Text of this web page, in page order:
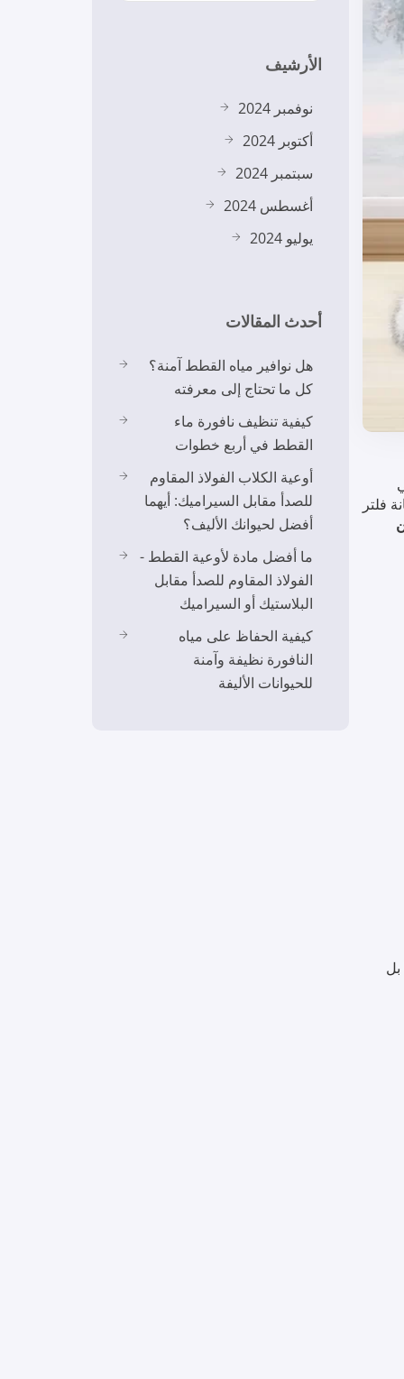
فلتر
بل
الأرشيف
نوفمبر 2024
أكتوبر 2024
سبتمبر 2024
أغسطس 2024
يوليو 2024
أحدث المقالات
هل نوافير مياه القطط آمنة؟
كل ما تحتاج إلى معرفته
كيفية تنظيف نافورة ماء
القطط في أربع خطوات
أوعية الكلاب الفولاذ المقاوم
للصدأ مقابل السيراميك: أيهما
أفضل لحيوانك الأليف؟
ما أفضل مادة لأوعية القطط -
الفولاذ المقاوم للصدأ مقابل
البلاستيك أو السيراميك
كيفية الحفاظ على مياه
النافورة نظيفة وآمنة
للحيوانات الأليفة